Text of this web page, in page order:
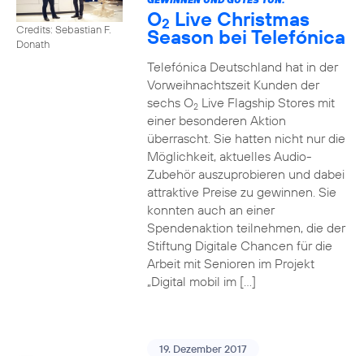
Credits: Sebastian F.
Donath
O2 Live Christmas
Season bei Telefónica
Telefónica Deutschland hat in der
Vorweihnachtszeit Kunden der
sechs O2Live Flagship Stores mit
einer besonderen Aktion
überrascht. Sie hatten nicht nur die
Möglichkeit, aktuelles Audio-
Zubehör auszuprobieren und dabei
attraktive Preise zu gewinnen. Sie
konnten auch an einer
Spendenaktion teilnehmen, die der
Stiftung Digitale Chancen für die
Arbeit mit Senioren im Projekt
„Digital mobil im […]
19. Dezember 2017